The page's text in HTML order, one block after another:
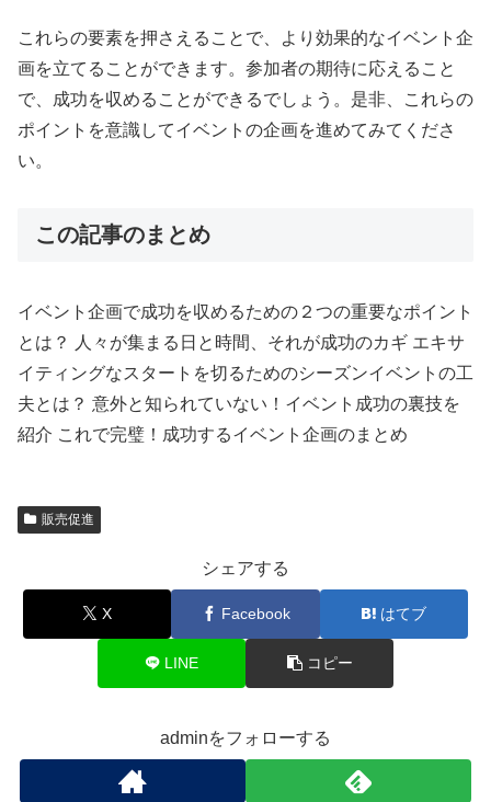
これらの要素を押さえることで、より効果的なイベント企
画を立てることができます。参加者の期待に応えること
で、成功を収めることができるでしょう。是非、これらの
ポイントを意識してイベントの企画を進めてみてくださ
い。
この記事のまとめ
イベント企画で成功を収めるための２つの重要なポイント
とは？ 人々が集まる日と時間、それが成功のカギ エキサ
イティングなスタートを切るためのシーズンイベントの工
夫とは？ 意外と知られていない！イベント成功の裏技を
紹介 これで完璧！成功するイベント企画のまとめ
販売促進
シェアする
X Facebook はてブ
LINE コピー
adminをフォローする